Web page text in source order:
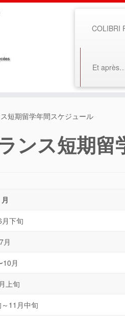
COLIBRI
Et
短期留学年間スケジュール
ンス短期留
月
下旬
7月
10月
上旬
11月中旬